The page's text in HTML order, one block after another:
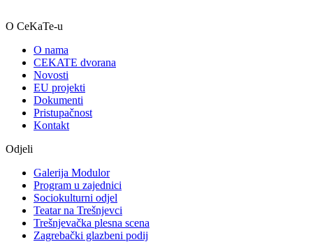
O CeKaTe-u
O nama
CEKATE dvorana
Novosti
EU projekti
Dokumenti
Pristupačnost
Kontakt
Odjeli
Galerija Modulor
Program u zajednici
Sociokulturni odjel
Teatar na Trešnjevci
Trešnjevačka plesna scena
Zagrebački glazbeni podij